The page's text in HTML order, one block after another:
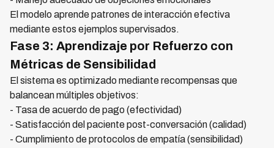
El modelo aprende patrones de interacción efectiva
mediante estos ejemplos supervisados.
Fase 3: Aprendizaje por Refuerzo con
Métricas de Sensibilidad
El sistema es optimizado mediante recompensas que
balancean múltiples objetivos:
- Tasa de acuerdo de pago (efectividad)
- Satisfacción del paciente post-conversación (calidad)
- Cumplimiento de protocolos de empatía (sensibilidad)